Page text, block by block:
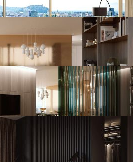
der Online-Bemusterung, der
zusammen.